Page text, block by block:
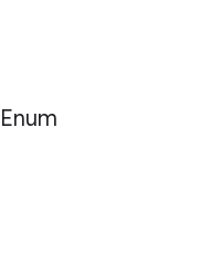
Enum